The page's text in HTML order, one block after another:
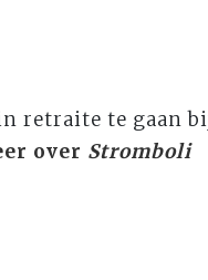
retraite te gaan
over Stromboli